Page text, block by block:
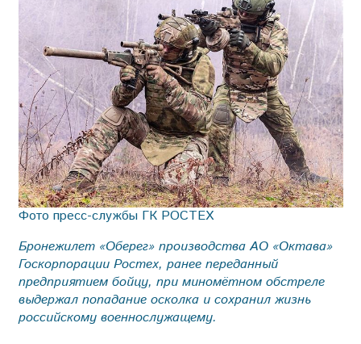
Фото пресс-службы ГК РОСТЕХ
Бронежилет «Оберег» производства АО «Октава»
Госкорпорации Ростех, ранее переданный
предприятием бойцу, при миномётном обстреле
выдержал попадание осколка и сохранил жизнь
российскому военнослужащему.